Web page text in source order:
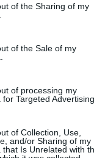
of the Sharing of my
of the Sale of my
of processing my
Targeted Advertising.
of Collection, Use,
and/or Sharing of my
that Is Unrelated with
szóltam… – Miért